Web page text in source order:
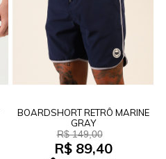
BOARDSHORT RETRÔ MARINE
GRAY
R$ 149,00
R$ 89,40